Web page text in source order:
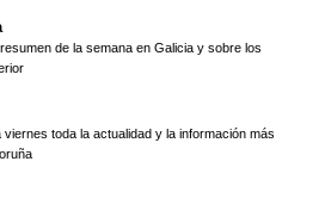
de la semana en Galicia y sobre los
viernes toda la actualidad y la información más